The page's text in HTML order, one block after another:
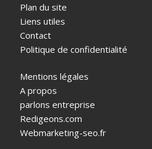
Plan du site
Liens utiles
Contact
Politique de confidentialité
Mentions légales
A propos
parlons entreprise
Redigeons.com
Webmarketing-seo.fr